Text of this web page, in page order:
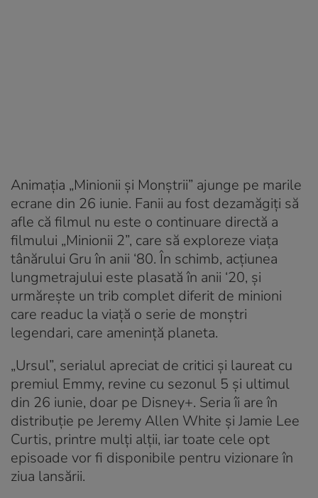
Animația „Minionii și Monștrii” ajunge pe marile
ecrane din 26 iunie. Fanii au fost dezamăgiți să
afle că filmul nu este o continuare directă a
filmului „Minionii 2”, care să exploreze viața
tânărului Gru în anii ‘80. În schimb, acțiunea
lungmetrajului este plasată în anii ‘20, și
urmărește un trib complet diferit de minioni
care readuc la viață o serie de monștri
legendari, care amenință planeta.
„Ursul”, serialul apreciat de critici și laureat cu
premiul Emmy, revine cu sezonul 5 și ultimul
din 26 iunie, doar pe Disney+. Seria îi are în
distribuție pe Jeremy Allen White și Jamie Lee
Curtis, printre mulți alții, iar toate cele opt
episoade vor fi disponibile pentru vizionare în
ziua lansării.